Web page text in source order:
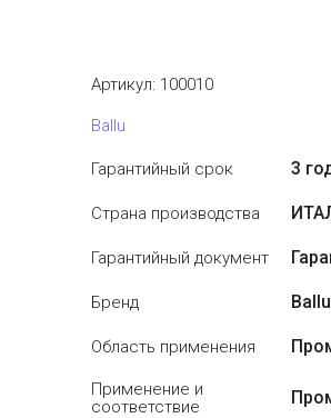
Артикул: 100010
Ballu
Гарантийный срок 3
Страна производства
Гарантийный документ
Бренд Ballu
Область применения
Применение и
соответствие